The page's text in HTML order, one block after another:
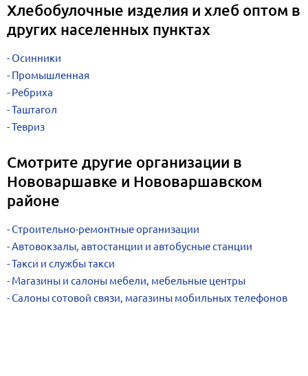
Хлебобулочные изделия и хлеб оптом в
других населенных пунктах
Осинники
Промышленная
Ребриха
Таштагол
Тевриз
Смотрите другие организации в
Нововаршавке и Нововаршавском
районе
Строительно-ремонтные организации
Автовокзалы, автостанции и автобусные станции
Такси и службы такси
Магазины и салоны мебели, мебельные центры
Салоны сотовой связи, магазины мобильных телефонов